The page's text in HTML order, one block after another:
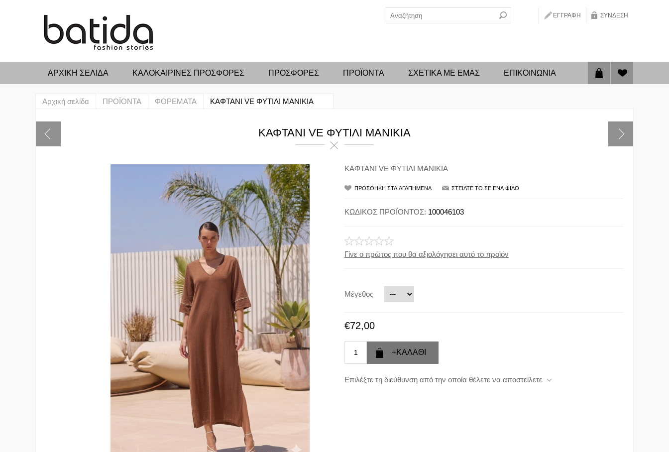
ΕΓΓΡΑΦΉ ΣΎΝΔΕΣΗ
ΑΡΧΙΚΉ ΣΕΛΊΔΑ ΚΑΛΟΚΑΙΡΙΝΕΣ ΠΡΟΣΦΟΡΕΣ ΠΡΟΣΦΟΡΕΣ ΠΡΟΪΟΝΤΑ ΣΧΕΤΙΚΑ ΜΕ ΕΜΑΣ ΕΠΙΚΟΙΝΩΝΊΑ
Αρχική σελίδα ΠΡΟΪΟΝΤΑ ΦΟΡΕΜΑΤΑ ΚΑΦΤΑΝΙ VE ΦΥΤΙΛΙ ΜΑΝΙΚΙΑ
ΚΑΦΤΑΝΙ VE ΦΥΤΙΛΙ ΜΑΝΙΚΙΑ
ΚΑΦΤΑΝΙ VE ΦΥΤΙΛΙ ΜΑΝΙΚΙΑ
ΚΩΔΙΚΟΣ ΠΡΟΪΟΝΤΟΣ: 100046103
Γίνε ο πρώτος που θα αξιολόγησει αυτό το προϊόν
Μέγεθος
€72,00
Επιλέξτε τη διεύθυνση από την οποία θέλετε να αποστείλετε